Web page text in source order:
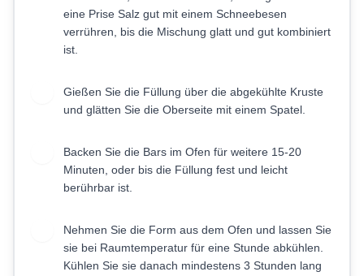
eine Prise Salz gut mit einem Schneebesen
verrühren, bis die Mischung glatt und gut kombiniert
ist.
Gießen Sie die Füllung über die abgekühlte Kruste
und glätten Sie die Oberseite mit einem Spatel.
Backen Sie die Bars im Ofen für weitere 15-20
Minuten, oder bis die Füllung fest und leicht
berührbar ist.
Nehmen Sie die Form aus dem Ofen und lassen Sie
sie bei Raumtemperatur für eine Stunde abkühlen.
Kühlen Sie sie danach mindestens 3 Stunden lang